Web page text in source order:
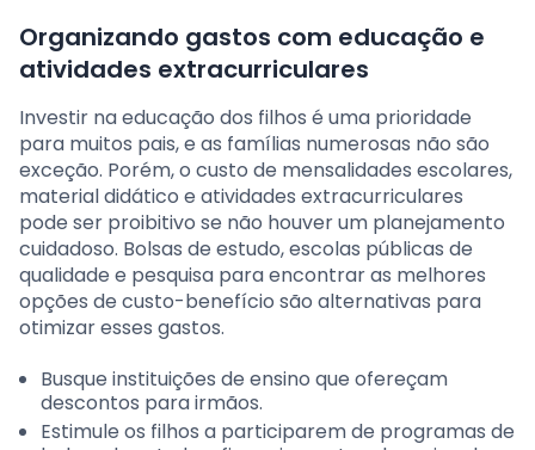
Organizando gastos com educação e
atividades extracurriculares
Investir na educação dos filhos é uma prioridade
para muitos pais, e as famílias numerosas não são
exceção. Porém, o custo de mensalidades escolares,
material didático e atividades extracurriculares
pode ser proibitivo se não houver um planejamento
cuidadoso. Bolsas de estudo, escolas públicas de
qualidade e pesquisa para encontrar as melhores
opções de custo-benefício são alternativas para
otimizar esses gastos.
Busque instituições de ensino que ofereçam
descontos para irmãos.
Estimule os filhos a participarem de programas de